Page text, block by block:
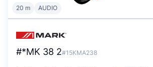
20 m AUDIO
#*MK 38 2#15KMA238